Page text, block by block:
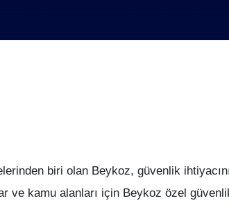
biri olan Beykoz, güvenlik
ve kamu alanları için Beykoz özel